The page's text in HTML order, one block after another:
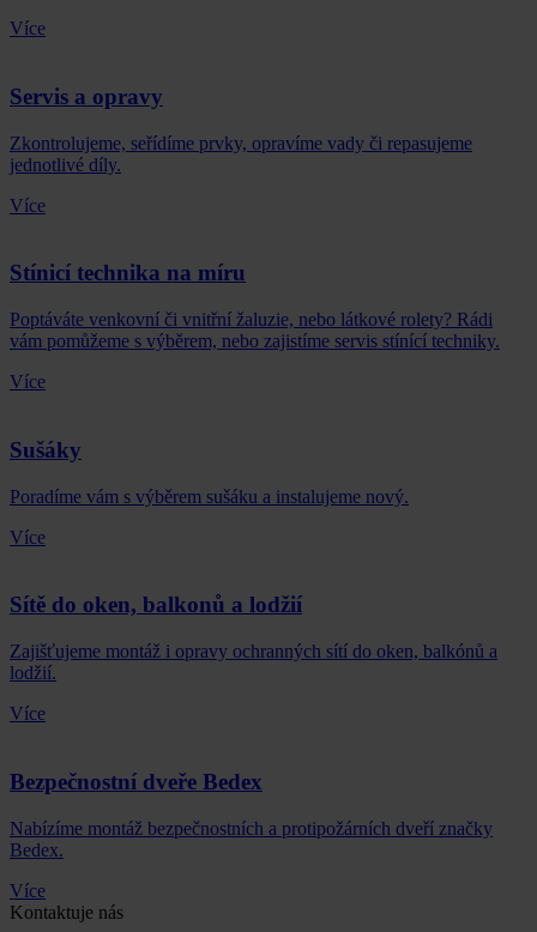
Více
Servis a opravy
Zkontrolujeme, seřídíme prvky, opravíme vady či repasujeme
jednotlivé díly.
Více
Stínicí technika na míru
Poptáváte venkovní či vnitřní žaluzie, nebo látkové rolety? Rádi
vám pomůžeme s výběrem, nebo zajistíme servis stínící techniky.
Více
Sušáky
Poradíme vám s výběrem sušáku a instalujeme nový.
Více
Sítě do oken, balkonů a lodžií
Zajišťujeme montáž i opravy ochranných sítí do oken, balkónů a
lodžií.
Více
Bezpečnostní dveře Bedex
Nabízíme montáž bezpečnostních a protipožárních dveří značky
Bedex.
Více
Kontaktuje nás